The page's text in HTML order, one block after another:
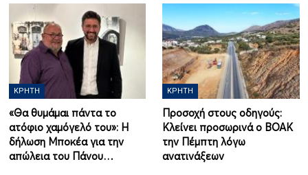
ΚΡΉΤΗ
«Θα θυμάμαι πάντα το
ατόφιο χαμόγελό του»: Η
δήλωση Μποκέα για την
απώλεια του Πάνου…
ΚΡΉΤΗ
Προσοχή στους οδηγούς:
Κλείνει προσωρινά ο ΒΟΑΚ
την Πέμπτη λόγω
ανατινάξεων